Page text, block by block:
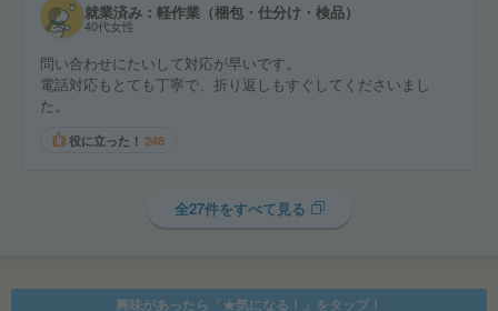
就業済み：軽作業（梱包・仕分け・検品）
40代女性
問い合わせにたいして対応が早いです。
電話対応もとても丁寧で、折り返しもすぐしてくださいまし
た。
役に立った！ 248
全27件をすべて見る
興味があったら「★気になる！」をタップ！